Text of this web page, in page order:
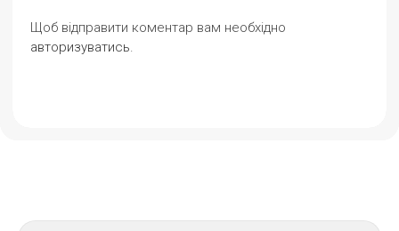
Щоб відправити коментар вам необхідно
авторизуватись.